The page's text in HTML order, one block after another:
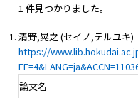
1 件見つかりました。
清野,晃之 (セイノ,テルユキ)
https://
論文名